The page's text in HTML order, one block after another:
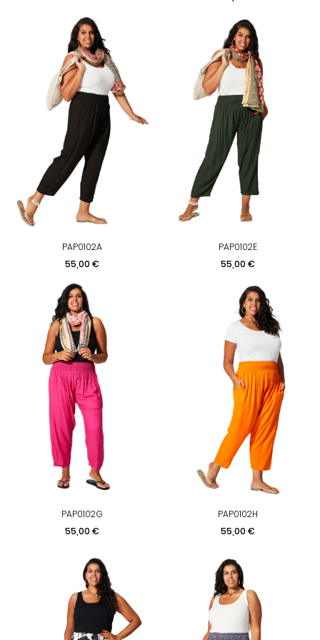
PAP0102A
Prix
55,00 €
PAP0102E
Prix
55,00 €
PAP0102G
Prix
55,00 €
PAP0102H
Prix
55,00 €